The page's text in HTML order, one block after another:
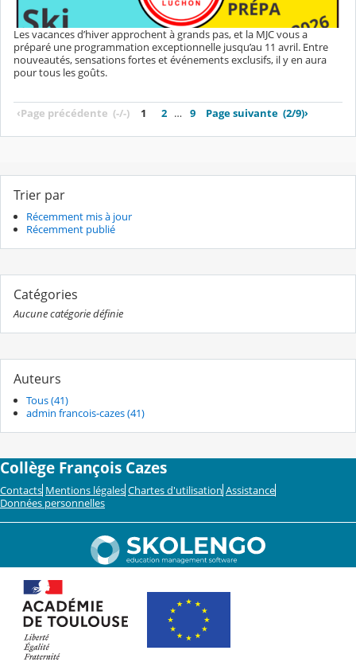
Les vacances d’hiver approchent à grands pas, et la MJC vous a
préparé une programmation exceptionnelle jusqu’au 11 avril. Entre
nouveautés, sensations fortes et événements exclusifs, il y en aura
pour tous les goûts.
‹Page précédente (-/-) 1 2 … 9 Page suivante (2/9)›
Trier par
Récemment mis à jour
Récemment publié
Catégories
Aucune catégorie définie
Auteurs
Tous (41)
admin francois-cazes (41)
Collège François Cazes
Contacts Mentions légales Chartes d'utilisation Assistance
Données personnelles